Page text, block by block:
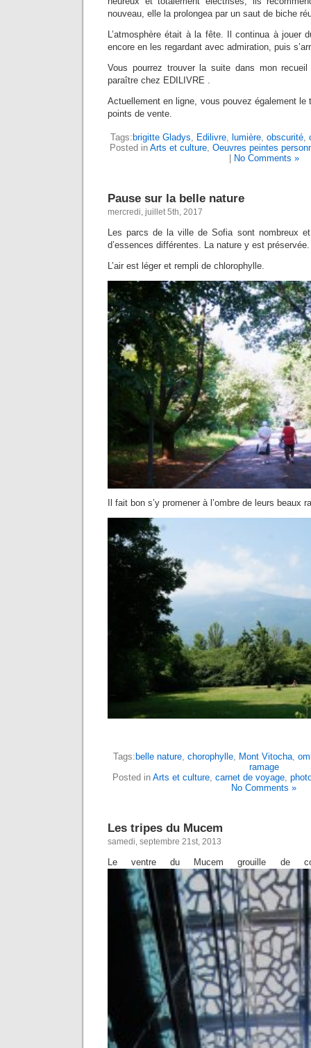
nouveau, elle la prolongea par un saut de biche
L’atmosphère était à la fête. Il continua à jouer
encore en les regardant avec admiration, puis
Vous pourrez trouver la suite dans mon
paraître chez EDILIVRE .
Actuellement en ligne, vous pouvez également le
points de vente.
Tags: brigitte Gladys, Edilivre, lumière, obscurité,
Posted in Arts et culture, Oeuvres peintes
No Comments »
Pause sur la belle nature
mercredi, juillet 5th, 2017
Les parcs de la ville de Sofia sont nombreux
d’essences différentes. La nature y est préservée.
L’air est léger et rempli de chlorophylle.
Il fait bon s’y promener à l’ombre de leurs beaux
Tags: belle nature, chorophylle, Mont Vitocha,
ramage
Posted in Arts et culture, carnet de voyage,
No Comments »
Les tripes du Mucem
samedi, septembre 21st, 2013
Le ventre du Mucem grouille de